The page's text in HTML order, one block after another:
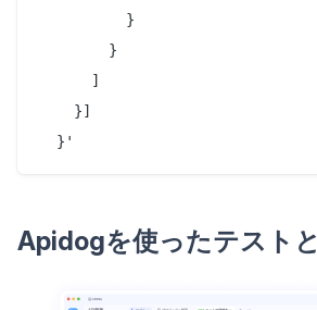
          }
        }
      ]
    }]
  }'
Apidogを使ったテスト